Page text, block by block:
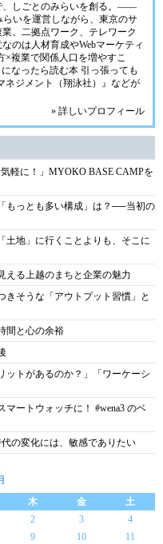
、しごとのみらいを創る。――
らいを運営しながら、東京のサ
、二拠点ワーク、テレワーク
のは人材育成やWebマーケティ
×複業で関係人口を増やすこ
なったら読む本 引っ張っても
ネジメント（翔泳社）』などが
» 詳しいプロフィール
軽に！」MYOKO BASE CAMPを
もっとも多い構成」は？──当初の
土地」に行くことよりも、そこに
える上越のまちと企業の魅力
きそうな「アウトプット習慣」と
間と心の余裕
ットがあるのか？」「ワーケーシ
マートウォッチに！ #wena3 のベ
の変化には、敏感でありたい
木 金
土
2 3
4
9 10
11